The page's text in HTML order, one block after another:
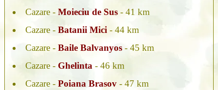
Cazare - Moieciu de Sus- 41 km
Cazare - Batanii Mici- 44 km
Cazare - Baile Balvanyos- 45 km
Cazare - Ghelinta- 46 km
Cazare - Poiana Brasov- 47 km